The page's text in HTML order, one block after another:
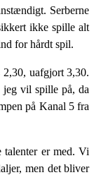
Serberne
ikke spille alt
for hårdt spil.
2,30, uafgjort 3,30.
jeg vil spille på, da
på Kanal 5 fra
er med. Vi
men det bliver